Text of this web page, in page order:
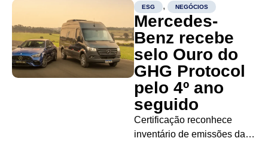
governança no mundo dos
negócios Descarbonização
dá retorno Empresas de
médio e grande porte
economizaram entre US$ 80
bilhões e US$ 94 bilhões
com iniciativas de
descarbonização desde
2024, segundo...
ESG , NEGÓCIOS
Mercedes-
Benz recebe
selo Ouro do
GHG Protocol
pelo 4º ano
seguido
Certificação reconhece
inventário de emissões da